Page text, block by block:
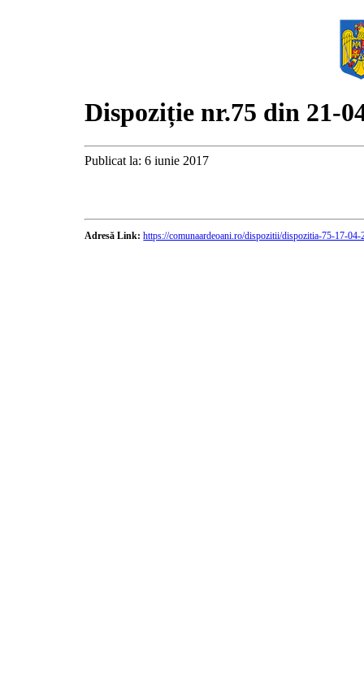
Dispoziție nr.75 din 21-
Publicat la: 6 iunie 2017
Adresă Link: https://comunaardeoani.ro/dispozitii/dispozitia-75-17-04-